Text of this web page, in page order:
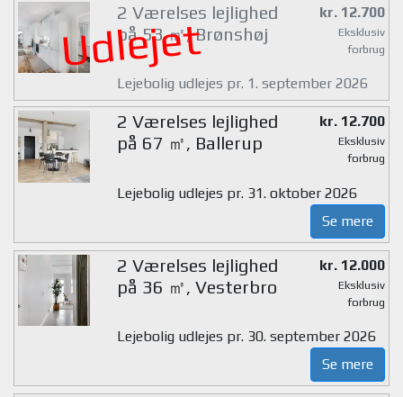
Udlejet
2 Værelses lejlighed
på 53 ㎡, Brønshøj
kr. 12.700
Eksklusiv
forbrug
Lejebolig udlejes pr. 1. september 2026
2 Værelses lejlighed
på 67 ㎡, Ballerup
kr. 12.700
Eksklusiv
forbrug
Lejebolig udlejes pr. 31. oktober 2026
Se mere
2 Værelses lejlighed
på 36 ㎡, Vesterbro
kr. 12.000
Eksklusiv
forbrug
Lejebolig udlejes pr. 30. september 2026
Se mere